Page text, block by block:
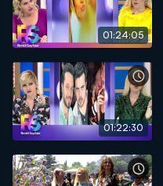
01:24:05
01:22:30